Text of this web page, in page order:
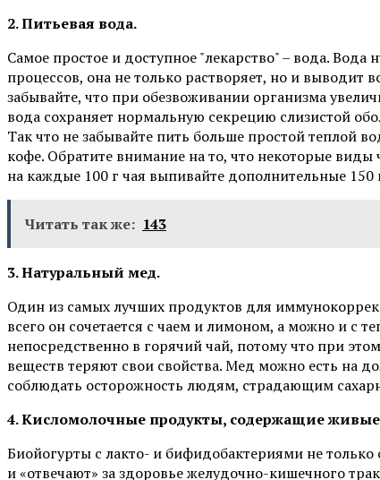
2. Питьевая вода.
Самое простое и доступное "лекарство" – вода.
процессов, она не только растворяет, но и выводит
забывайте, что при обезвоживании организма
вода сохраняет нормальную секрецию слизистой
Так что не забывайте пить больше простой теплой
кофе. Обратите внимание на то, что некоторые
на каждые 100 г чая выпивайте дополнительные 150
Читать так же: 143
3. Натуральный мед.
Один из самых лучших продуктов для
всего он сочетается с чаем и лимоном, а можно и с
непосредственно в горячий чай, потому что при
веществ теряют свои свойства. Мед можно есть на
соблюдать осторожность людям, страдающим
4. Кисломолочные продукты, содержащие
Биойогурты с лакто- и бифидобактериями не
и «отвечают» за здоровье желудочно-кишечного